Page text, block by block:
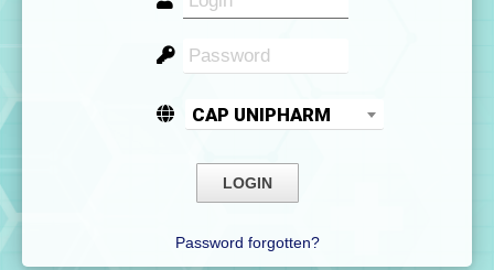
CAP UNIPHARM
Password forgotten?